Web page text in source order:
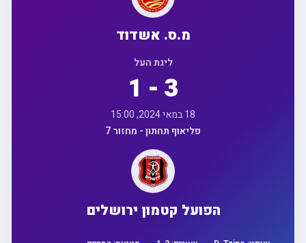
מ.ס. אשדוד
ליגת העל
1 - 3
18 במאי 2024, 15:00
פליאוף תחתון - מחזור 7
הפועל קטמון ירושלים